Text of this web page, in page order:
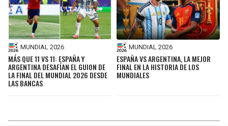
MUNDIAL 2026
MÁS QUE 11 VS 11: ESPAÑA Y
ARGENTINA DESAFÍAN EL GUION DE
LA FINAL DEL MUNDIAL 2026 DESDE
LAS BANCAS
MUNDIAL 2026
ESPAÑA VS ARGENTINA, LA MEJOR
FINAL EN LA HISTORIA DE LOS
MUNDIALES